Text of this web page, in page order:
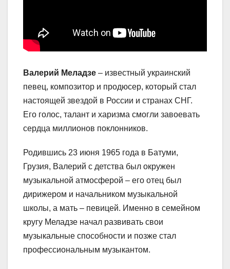
Валерий Меладзе – известный украинский
певец, композитор и продюсер, который стал
настоящей звездой в России и странах СНГ.
Его голос, талант и харизма смогли завоевать
сердца миллионов поклонников.
Родившись 23 июня 1965 года в Батуми,
Грузия, Валерий с детства был окружен
музыкальной атмосферой – его отец был
дирижером и начальником музыкальной
школы, а мать – певицей. Именно в семейном
кругу Меладзе начал развивать свои
музыкальные способности и позже стал
профессиональным музыкантом.